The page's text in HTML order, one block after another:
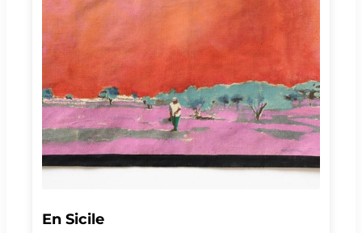
d'une discussion en présence d'Arnaud Robert,
de Malick Reinhard, d’Henri Lorach et d’autres
invités qui seront annoncés ultérieurement. La
rencontre se conclura par un temps de
questions-réponses avec le public.Lieu : Théâtre
Vidy-Lausanne | Salle 64 - Apothéloz19h15 |
Ouverture des portes19h30 | Début de la soirée
et écoute commentée de plusieurs extraits,
suivie d'une discussion avec les invité.es20h30 |
Questions-réponses avec le public21h00 | Fin de
En Sicile